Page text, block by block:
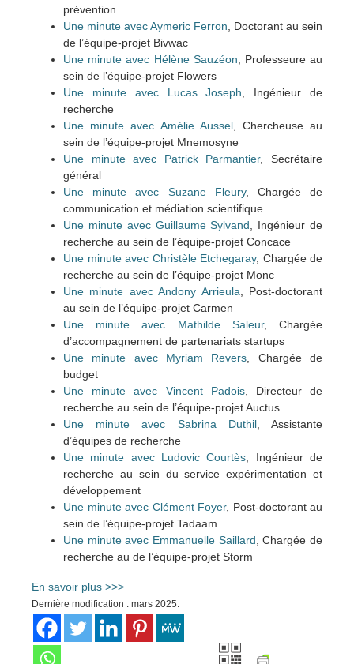
prévention
Une minute avec Aymeric Ferron , Doctorant au sein
de l’équipe-projet Bivwac
Une minute avec Hélène Sauzéon , Professeure au
sein de l’équipe-projet Flowers
Une minute avec Lucas Joseph , Ingénieur de
recherche
Une minute avec Amélie Aussel, Chercheuse au
sein de l’équipe-projet Mnemosyne
Une minute avec Patrick Parmantier, Secrétaire
général
Une minute avec Suzane Fleury, Chargée de
communication et médiation scientifique
Une minute avec Guillaume Sylvand , Ingénieur de
recherche au sein de l’équipe-projet Concace
Une minute avec Christèle Etchegaray, Chargée de
recherche au sein de l’équipe-projet Monc
Une minute avec Andony Arrieula , Post-doctorant
au sein de l’équipe-projet Carmen
Une minute avec Mathilde Saleur, Chargée
d’accompagnement de partenariats startups
Une minute avec Myriam Revers , Chargée de
budget
Une minute avec Vincent Padois, Directeur de
recherche au sein de l’équipe-projet Auctus
Une minute avec Sabrina Duthil, Assistante
d’équipes de recherche
Une minute avec Ludovic Courtès , Ingénieur de
recherche au sein du service expérimentation et
développement
Une minute avec Clément Foyer, Post-doctorant au
sein de l’équipe-projet Tadaam
Une minute avec Emmanuelle Saillard , Chargée de
recherche au de l’équipe-projet Storm
En savoir plus >>>
Dernière modification : mars 2025.